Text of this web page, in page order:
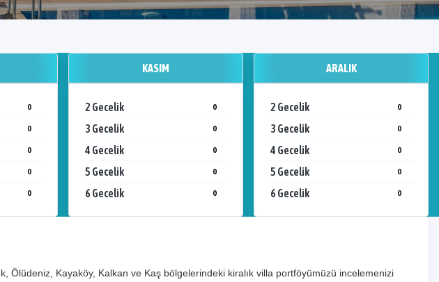
0
0
0
0
0
KASIM
2 Gecelik 0
3 Gecelik 0
4 Gecelik 0
5 Gecelik 0
6 Gecelik 0
ARALIK
2 Gecelik 0
3 Gecelik 0
4 Gecelik 0
5 Gecelik 0
6 Gecelik 0
Ölüdeniz, Kayaköy, Kalkan ve Kaş bölgelerindeki kiralık villa portföyümüzü incelemenizi